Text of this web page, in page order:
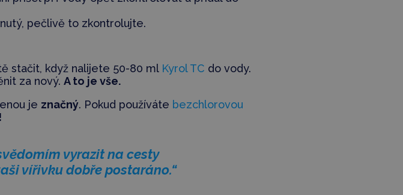
pečlivě to zkontrolujte.
stačit, když nalijete 50-80 ml Kyrol TC do vody.
za nový. A to je vše.
je značný. Pokud používáte bezchlorovou
vyrazit na cesty
vířivku dobře postaráno.“